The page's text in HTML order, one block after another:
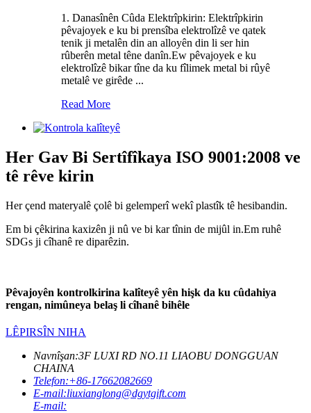
1. Danasînên Cûda Elektrîpkirin: Elektrîpkirin
pêvajoyek e ku bi prensîba elektrolîzê ve qatek
tenik ji metalên din an alloyên din li ser hin
rûberên metal têne danîn.Ew pêvajoyek e ku
elektrolîzê bikar tîne da ku fîlimek metal bi rûyê
metalê ve girêde ...
Read More
Her Gav Bi Sertîfîkaya ISO 9001:2008 ve
tê rêve kirin
Her çend materyalê çolê bi gelemperî wekî plastîk tê hesibandin.
Em bi çêkirina kaxizên ji nû ve bi kar tînin de mijûl in.Em ruhê
SDGs ji cîhanê re diparêzin.
Pêvajoyên kontrolkirina kalîteyê yên hişk da ku cûdahiya
rengan, nimûneya belaş li cîhanê bihêle
LÊPIRSÎN NIHA
Navnîşan:3F LUXI RD NO.11 LIAOBU DONGGUAN
CHAINA
Telefon:+86-17662082669
E-mail:liuxianglong@dgytgift.com
E-mail: